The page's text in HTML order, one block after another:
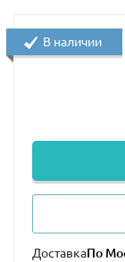
Доставка
В наличии